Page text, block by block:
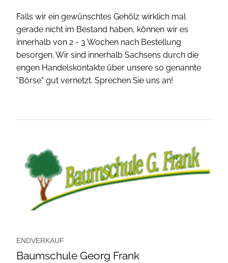
Falls wir ein gewünschtes Gehölz wirklich mal
gerade nicht im Bestand haben, können wir es
innerhalb von 2 - 3 Wochen nach Bestellung
besorgen. Wir sind innerhalb Sachsens durch die
engen Handelskontakte über unsere so genannte
"Börse" gut vernetzt. Sprechen Sie uns an!
ENDVERKAUF
Baumschule Georg Frank